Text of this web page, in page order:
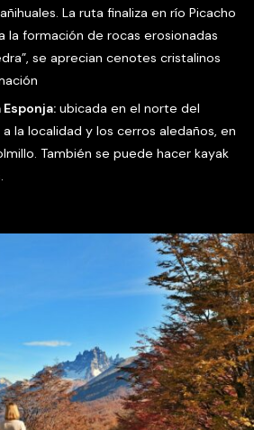
La ruta finaliza en río Picacho
la formación de rocas erosionadas
se aprecian cenotes cristalinos
Esponja:ubicada en el norte del
la localidad y los cerros aledaños, en
También se puede hacer kayak